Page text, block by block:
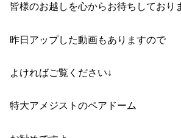
皆様のお越しを心からお待ちしており
昨日アップした動画もありますので
よければご覧ください↓
特大アメジストのペアドーム